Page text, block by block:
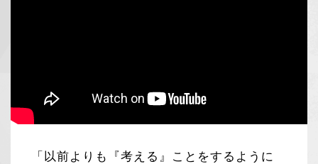
「以前よりも『考える』ことをするように